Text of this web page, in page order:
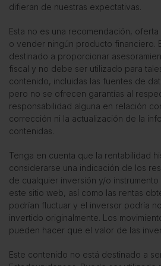
difieran de nuestras expectativas.
Esta no es una recomendación,
o vender ningún producto financiero.
destinado a proporcionar
fiscal y no debe ser utilizado para
contenido, incluidas las fuentes de
pero no se ofrecen garantías al
responsabilidad alguna en relación
corrección ni la actualización de la
contenidas.
Tenga en cuenta que la rentabilidad
considerarse una indicación de los
de cualquier inversión y/o
este sitio web, así como las rentas
podrían fluctuar y el inversor podría
invertido originalmente. Los
pueden hacer que el valor de las
Este contenido no está destinado a